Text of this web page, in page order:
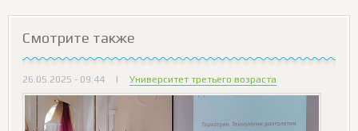
Смотрите также
26.05.2025 - 09:44 | Университет третьего возраста